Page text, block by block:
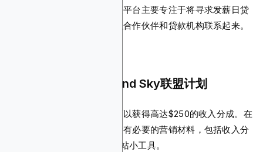
是一个个人贷款联盟平台。该平台主要专注于将寻求发薪日贷
款和个人贷款的消费者与金融合作伙伴和贷款机构联系起来。
为什么您应该推广Round Sky联盟计划
根据您潜在客户的质量，您可以获得高达$250的收入分成。在
您注册该平台后，您将收到所有必要的营销材料，包括收入分
成与CPA优惠、API说明和网站小工具。